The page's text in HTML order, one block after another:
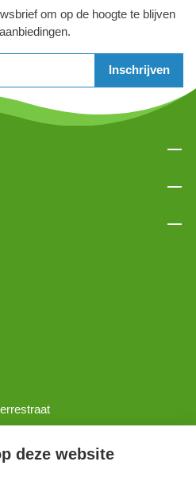
deze website
om op de hoogte te blijven
Inschrijven